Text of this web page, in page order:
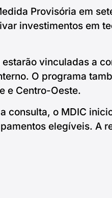
Provisória em
investimentos em
vinculadas a
O programa
e Centro-Oeste.
consulta, o MDIC
elegíveis. A